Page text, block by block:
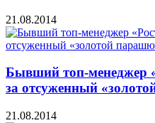
21.08.2014
Бывший топ-менеджер
за отсуженный
21.08.2014